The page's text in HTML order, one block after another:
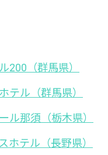
200（群馬県）
テル（群馬県）
ル那須（栃木県）
ホテル（長野県）